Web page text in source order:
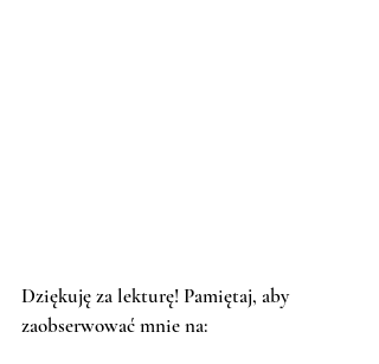
Dziękuję za lekturę! Pamiętaj, aby
zaobserwować mnie na: